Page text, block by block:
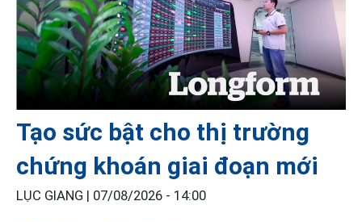
Tạo sức bật cho thị trường
chứng khoán giai đoạn mới
LỤC GIANG | 07/08/2026 - 14:00